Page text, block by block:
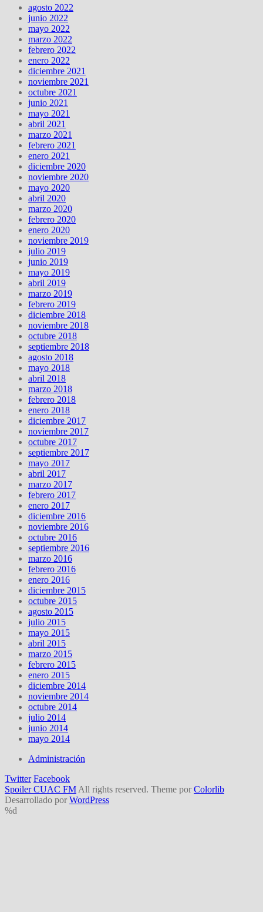
agosto 2022
junio 2022
mayo 2022
marzo 2022
febrero 2022
enero 2022
diciembre 2021
noviembre 2021
octubre 2021
junio 2021
mayo 2021
abril 2021
marzo 2021
febrero 2021
enero 2021
diciembre 2020
noviembre 2020
mayo 2020
abril 2020
marzo 2020
febrero 2020
enero 2020
noviembre 2019
julio 2019
junio 2019
mayo 2019
abril 2019
marzo 2019
febrero 2019
diciembre 2018
noviembre 2018
octubre 2018
septiembre 2018
agosto 2018
mayo 2018
abril 2018
marzo 2018
febrero 2018
enero 2018
diciembre 2017
noviembre 2017
octubre 2017
septiembre 2017
mayo 2017
abril 2017
marzo 2017
febrero 2017
enero 2017
diciembre 2016
noviembre 2016
octubre 2016
septiembre 2016
marzo 2016
febrero 2016
enero 2016
diciembre 2015
octubre 2015
agosto 2015
julio 2015
mayo 2015
abril 2015
marzo 2015
febrero 2015
enero 2015
diciembre 2014
noviembre 2014
octubre 2014
julio 2014
junio 2014
mayo 2014
Administración
Twitter Facebook
Spoiler CUAC FM All rights reserved. Theme por Colorlib
Desarrollado por WordPress
%d